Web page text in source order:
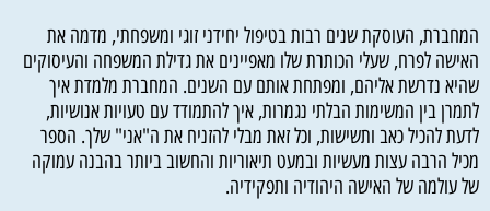
המחברת, העוסקת שנים רבות בטיפול יחידני זוגי ומשפחתי, מדמה את
האישה לפרח, שעלי הכותרת שלו מאפיינים את גדילת המשפחה והעיסוקים
שהיא נדרשת אליהם, ומפתחת אותם עם השנים. המחברת מלמדת איך
לתמרן בין המשימות הבלתי נגמרות, איך להתמודד עם טעויות אנושיות,
לדעת להכיל כאב ותשישות, וכל זאת מבלי להזניח את ה"אני" שלך. הספר
מכיל הרבה עצות מעשיות ובמעט תיאוריות והחשוב ביותר בהבנה עמוקה
של עולמה של האישה היהודיה ותפקידיה.